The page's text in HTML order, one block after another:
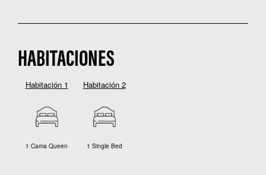
HABITACIONES
Habitación 1
1 Cama Queen
Habitación 2
1 Single Bed